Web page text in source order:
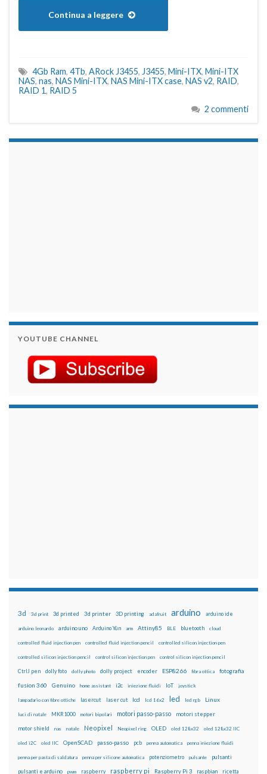
Continua a leggere
4Gb Ram, 4Tb, ARock J3455, J3455, Mini-ITX, Mini-ITX
NAS, nas, NAS Mini-ITX, NAS Mini-ITX case, NAS v2, RAID,
RAID 1, RAID 5
2 commenti
YOUTUBE CHANNEL
3d 3d print 3d printed 3d printer 3D printing adafruit arduino arduino ide
arduino leonardo arduino uno Arduino Yún arm Attiny85 BLE bluetooth cloud
controlled fluid injection pen controlled fluid injection pencil controlled silicon injection pen
controlled silicon injection pencil control silicon injection pen control silicon injection pencil
CtrlJ pen dolly foto dolly photo dolly project encoder ESP8266 fibra ottica fotografia
fusion 360 Genuino home assistant i2c iniezione fluidi IoT joystick
lampadario con fibre ottiche lasercut laser cut lcd lcd 16x2 led led rgb Linux
luci di natale MKR1000 motori bipolari motori passo-passo motori stepper
motor shield nas natale Neopixel Neopixel ring OLED oled 128x32 oled 128x32 IIC
oled i2C oled IIC OpenSCAD passo-passo pcb penna automatica penna iniezione fluidi
penna per pasta di saldatura penna per silicone automatica potenziometro pulsante pulsanti
pulsanti e arduino pwm raspberry raspberry pi Raspberry Pi 3 raspbian ricetta